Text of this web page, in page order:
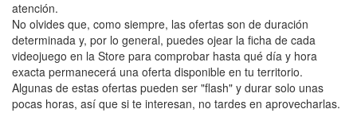
atención.
No olvides que, como siempre, las ofertas son de duración
determinada y, por lo general, puedes ojear la ficha de cada
videojuego en la Store para comprobar hasta qué día y hora
exacta permanecerá una oferta disponible en tu territorio.
Algunas de estas ofertas pueden ser "flash" y durar solo unas
pocas horas, así que si te interesan, no tardes en aprovecharlas.